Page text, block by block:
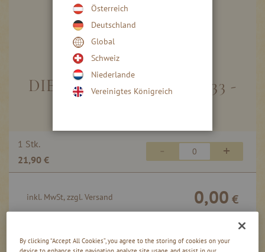
beginningDIE KLEINEN HAFELE 333 -
FEINSTE BEEREN
Produkte
Artikel
1 Stk.
21,90 €
- +
inkl. MwSt, zzgl. Versand 0,00 €
In den Warenkorb
By clicking “Accept All Cookies”, you agree to the storing of cookies on your
device to enhance site navigation, analyze site usage, and assist in our
Österreich
Deutschland
Global
Schweiz
Niederlande
Vereinigtes Königreich